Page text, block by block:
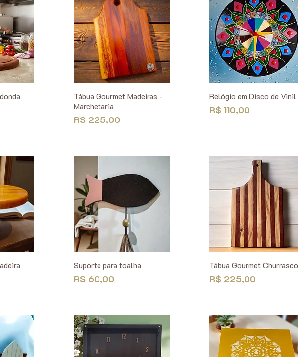
Tábua Gourmet Madeiras -
Marchetaria
Preço
R$ 225,00
Relógio em Disco de Vinil
Preço
R$ 110,00
Suporte para toalha
Preço
R$ 60,00
Tábua Gourmet Churrasco
Preço
R$ 225,00